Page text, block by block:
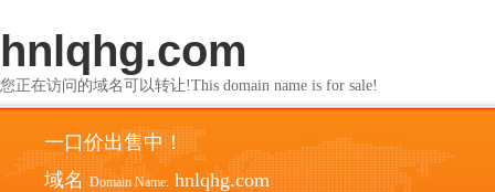
hnlqhg.com
您正在访问的域名可以转让!This domain name is for sale!
一口价出售中！
域名 Domain Name: hnlqhg.com